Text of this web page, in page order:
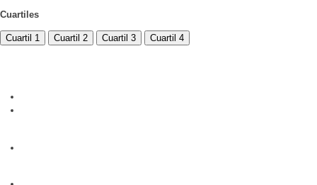
Cuartiles
Cuartil 1 Cuartil 2 Cuartil 3 Cuartil 4